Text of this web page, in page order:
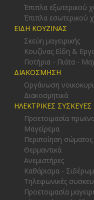
Έπιπλα εξωτερικού
Έπιπλα εσωτερικού
ΕΙΔΗ ΚΟΥΖΙΝΑΣ
Σκεύη μαγειρικής
Κουζίνας Είδη &
Ποτήρια - Πιάτα -
ΔΙΑΚΟΣΜΗΣΗ
Οργάνωση
Διακοσμητικά
ΗΛΕΚΤΡΙΚΕΣ ΣΥΣΚΕΥΕΣ
Προετοιμασία
Μαγείρεμα
Περιποίηση σώματος
Θερμαντικά
Ανεμιστήρες
Καθάρισμα -
Τηλεφωνικές
Προετοιμασία